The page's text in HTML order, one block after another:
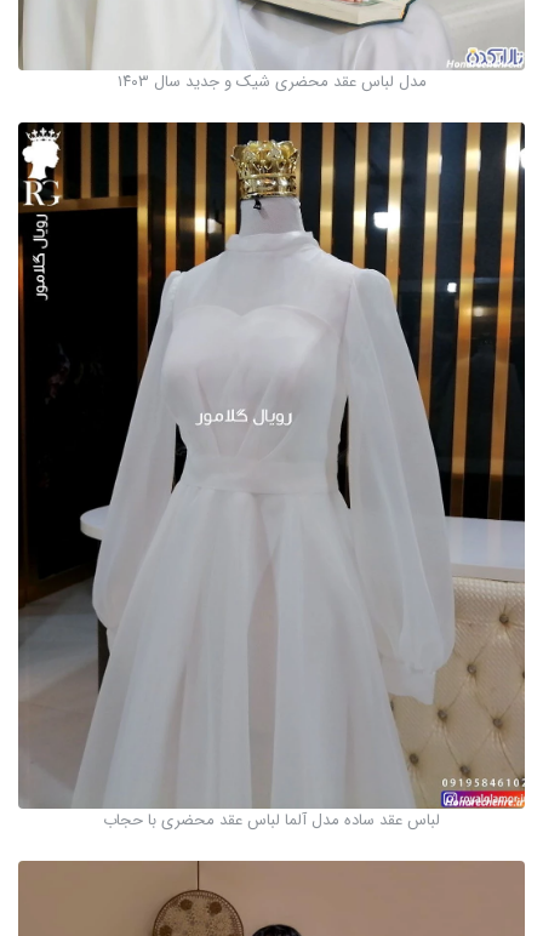
مدل لباس عقد محضری شیک و جدید سال ۱۴۰۳
لباس عقد ساده مدل آلما لباس عقد محضری با حجاب